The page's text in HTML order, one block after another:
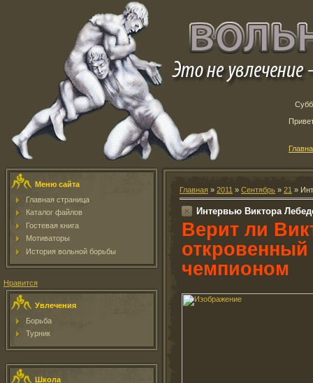
Меню сайта
Главная страница
Каталог файлов
Гостевая книга
Мотиваторы
История вольной борьбы
Нравится
Увлечения
Борьба
Турник
Школа
Главная » 2011 » Сентябрь » 21 »
Интервью Виктора
Верит ли
откровенный
чемпионом